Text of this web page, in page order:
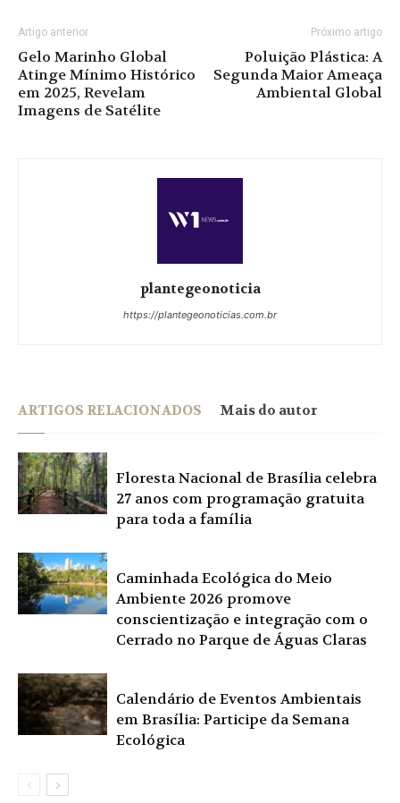
Artigo anterior
Gelo Marinho Global
Atinge Mínimo Histórico
em 2025, Revelam
Imagens de Satélite
Próximo artigo
Poluição Plástica: A
Segunda Maior Ameaça
Ambiental Global
plantegeonoticia
https://plantegeonoticias.com.br
ARTIGOS RELACIONADOS Mais do autor
Floresta Nacional de Brasília celebra
27 anos com programação gratuita
para toda a família
Caminhada Ecológica do Meio
Ambiente 2026 promove
conscientização e integração com o
Cerrado no Parque de Águas Claras
Calendário de Eventos Ambientais
em Brasília: Participe da Semana
Ecológica